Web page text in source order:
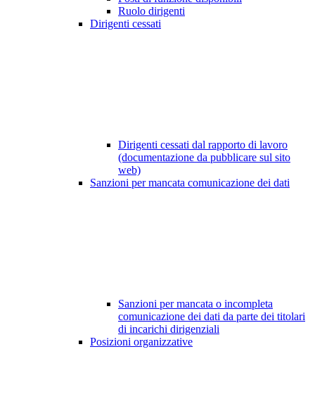
Ruolo dirigenti
Dirigenti cessati
Dirigenti cessati dal rapporto di lavoro
(documentazione da pubblicare sul sito
web)
Sanzioni per mancata comunicazione dei dati
Sanzioni per mancata o incompleta
comunicazione dei dati da parte dei titolari
di incarichi dirigenziali
Posizioni organizzative